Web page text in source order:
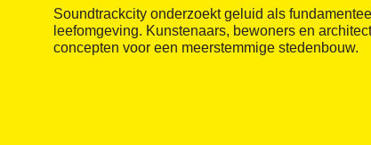
Soundtrackcity onderzoekt geluid als
leefomgeving. Kunstenaars, bewoners en
concepten voor een meerstemmige stedenbouw.